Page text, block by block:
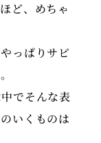
ど、めちゃ
っぱりサビ
でそんな表
いくものは